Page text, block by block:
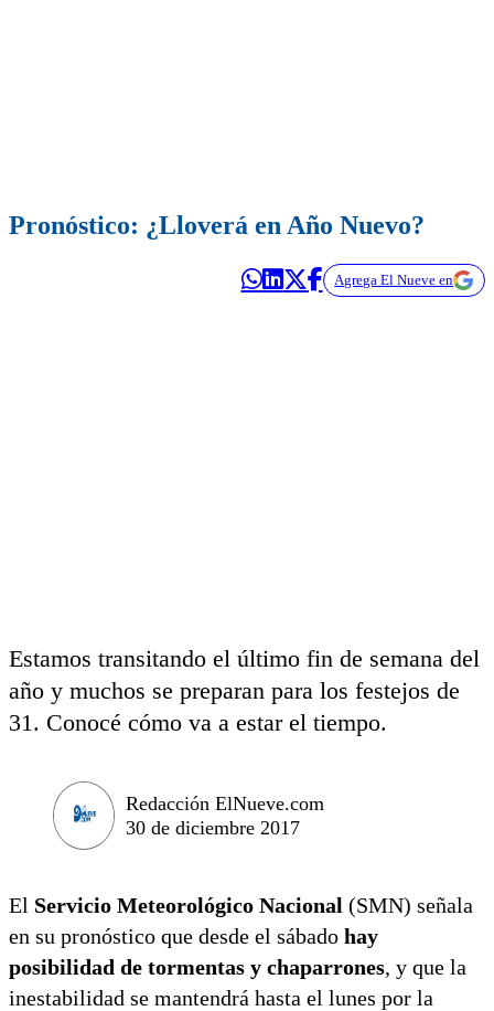
Pronóstico: ¿Lloverá en Año Nuevo?
Agrega El Nueve en
Estamos transitando el último fin de semana del
año y muchos se preparan para los festejos de
31. Conocé cómo va a estar el tiempo.
Redacción ElNueve.com
30 de diciembre 2017
El Servicio Meteorológico Nacional (SMN) señala
en su pronóstico que desde el sábado hay
posibilidad de tormentas y chaparrones, y que la
inestabilidad se mantendrá hasta el lunes por la